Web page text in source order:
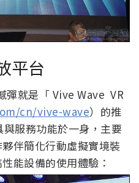
平台
彈就是「 Vive Wave VR
cn/vive-wave）的推
服務功能於一身，主要
伴簡化行動虛擬實境裝
能設備的使用體驗：